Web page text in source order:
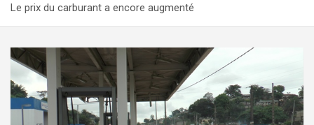
Le prix du carburant a encore augmenté